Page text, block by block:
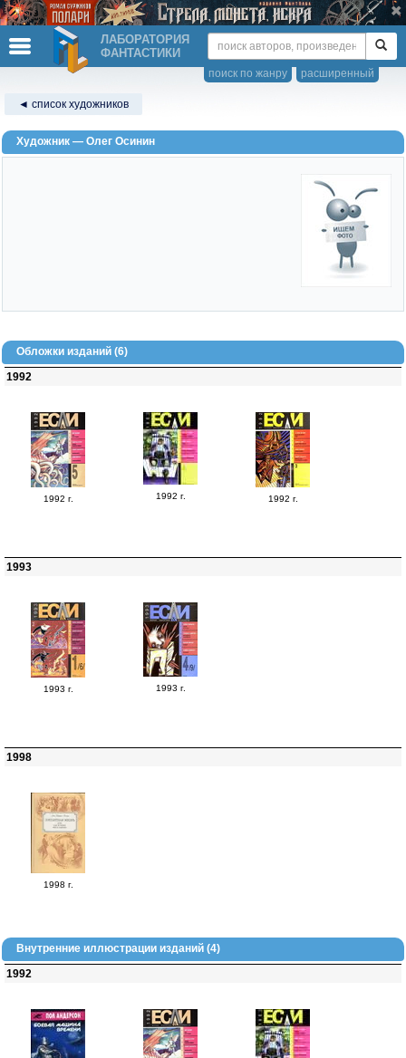
ЛАБОРАТОРИЯ
ФАНТАСТИКИ
расширенный
поиск по жанру
◄ список художников
Художник — Олег Осинин
Обложки изданий (6)
1992
1992 г. 1992 г. 1992 г.
1993
1993 г. 1993 г.
1998
1998 г.
Внутренние иллюстрации изданий (4)
1992